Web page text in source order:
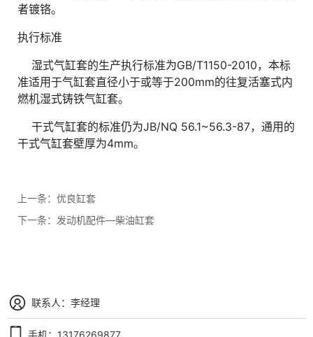
者镀铬。
执行标准
湿式气缸套的生产执行标准为GB/T1150-2010，本标
准适用于气缸套直径小于或等于200mm的往复活塞式内
燃机湿式铸铁气缸套。
干式气缸套的标准仍为JB/NQ 56.1~56.3-87，通用的
干式气缸套壁厚为4mm。
上一条： 优良缸套
下一条： 发动机配件—柴油缸套
联系人：李经理
手机：13176269877